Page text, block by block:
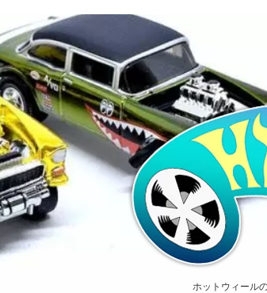
ホットウィール